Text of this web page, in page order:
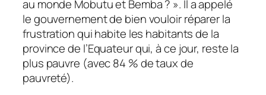
au monde Mobutu et Bemba ? ». Il a appelé
le gouvernement de bien vouloir réparer la
frustration qui habite les habitants de la
province de l’Equateur qui, à ce jour, reste la
plus pauvre (avec 84 % de taux de
pauvreté).